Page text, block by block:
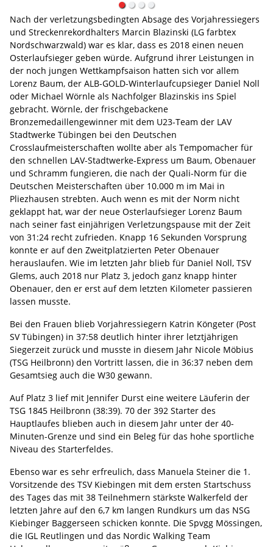
Nach der verletzungsbedingten Absage des Vorjahressiegers
und Streckenrekordhalters Marcin Blazinski (LG farbtex
Nordschwarzwald) war es klar, dass es 2018 einen neuen
Osterlaufsieger geben würde. Aufgrund ihrer Leistungen in
der noch jungen Wettkampfsaison hatten sich vor allem
Lorenz Baum, der ALB-GOLD-Winterlaufcupsieger Daniel Noll
oder Michael Wörnle als Nachfolger Blazinskis ins Spiel
gebracht. Wörnle, der frischgebackene
Bronzemedaillengewinner mit dem U23-Team der LAV
Stadtwerke Tübingen bei den Deutschen
Crosslaufmeisterschaften wollte aber als Tempomacher für
den schnellen LAV-Stadtwerke-Express um Baum, Obenauer
und Schramm fungieren, die nach der Quali-Norm für die
Deutschen Meisterschaften über 10.000 m im Mai in
Pliezhausen strebten. Auch wenn es mit der Norm nicht
geklappt hat, war der neue Osterlaufsieger Lorenz Baum
nach seiner fast einjährigen Verletzungspause mit der Zeit
von 31:24 recht zufrieden. Knapp 16 Sekunden Vorsprung
konnte er auf den Zweitplatzierten Peter Obenauer
herauslaufen. Wie im letzten Jahr blieb für Daniel Noll, TSV
Glems, auch 2018 nur Platz 3, jedoch ganz knapp hinter
Obenauer, den er erst auf dem letzten Kilometer passieren
lassen musste.
Bei den Frauen blieb Vorjahressiegern Katrin Köngeter (Post
SV Tübingen) in 37:58 deutlich hinter ihrer letztjährigen
Siegerzeit zurück und musste in diesem Jahr Nicole Möbius
(TSG Heilbronn) den Vortritt lassen, die in 36:37 neben dem
Gesamtsieg auch die W30 gewann.
Auf Platz 3 lief mit Jennifer Durst eine weitere Läuferin der
TSG 1845 Heilbronn (38:39). 70 der 392 Starter des
Hauptlaufes blieben auch in diesem Jahr unter der 40-
Minuten-Grenze und sind ein Beleg für das hohe sportliche
Niveau des Starterfeldes.
Ebenso war es sehr erfreulich, dass Manuela Steiner die 1.
Vorsitzende des TSV Kiebingen mit dem ersten Startschuss
des Tages das mit 38 Teilnehmern stärkste Walkerfeld der
letzten Jahre auf den 6,7 km langen Rundkurs um das NSG
Kiebinger Baggerseen schicken konnte. Die Spvgg Mössingen,
die IGL Reutlingen und das Nordic Walking Team